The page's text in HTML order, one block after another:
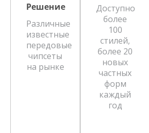
Решение
Различные
известные
передовые
чипсеты
на рынке
Доступно
более
100
стилей,
более 20
новых
частных
форм
каждый
год